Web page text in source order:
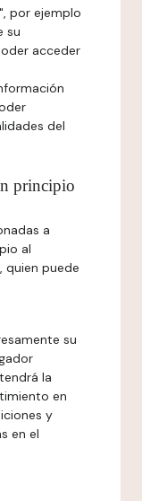
por ejemplo
su
acceder
del
principio
a
al
quien puede
su
la
en
y
en el